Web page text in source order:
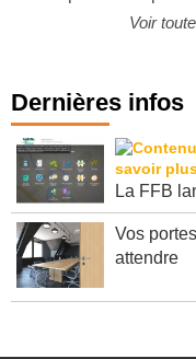
Dernières infos
Vos